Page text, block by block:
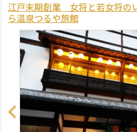
江戸末期創業 女将と若女将の
ら温泉つるや旅館